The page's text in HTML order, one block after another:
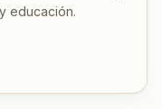
educación.